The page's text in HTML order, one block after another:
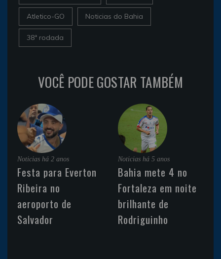
Atletico-GO Noticias do Bahia
38ª rodada
VOCÊ PODE GOSTAR TAMBÉM
Noticias há 2 anos
Festa para Everton
Ribeira no
aeroporto de
Salvador
Noticias há 5 anos
Bahia mete 4 no
Fortaleza em noite
brilhante de
Rodriguinho